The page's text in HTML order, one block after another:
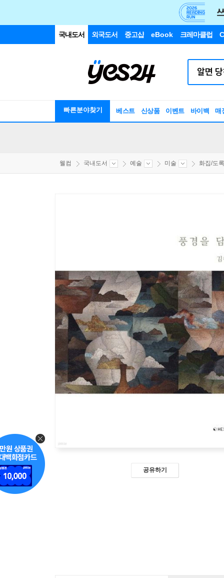
국내도서 외국도서 중고샵 eBook 크레마클럽
빠른분야찾기 베스트 신상품 이벤트 바이백 매
웰컴 국내도서 예술 미술 화집/도록
공유하기